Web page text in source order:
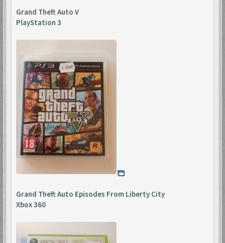
Grand Theft Auto V
PlayStation 3
Grand Theft Auto Episodes From Liberty City
Xbox 360